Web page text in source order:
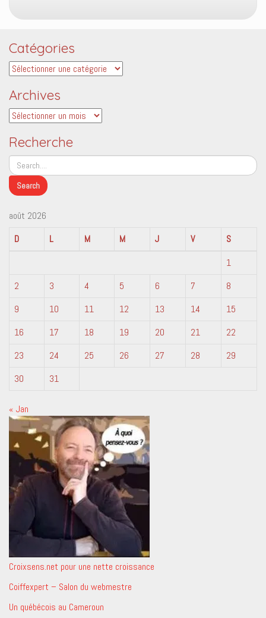
Catégories
Catégories
Archives
Archives
Recherche
août 2026
D
L M M J V
S
1
2
3 4 5 6 7
8
9
10 11 12 13 14
15
16
17 18 19 20 21
22
23
24 25 26 27 28
29
30
31
« Jan
Croixsens.net pour une nette croissance
Coiffexpert – Salon du webmestre
Un québécois au Cameroun